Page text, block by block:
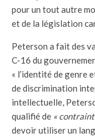
pour un tout autre
et de la législation
Peterson a fait des
C-16 du
« l’identité de genre
de discrimination
intellectuelle,
qualifié de «
devoir utiliser un